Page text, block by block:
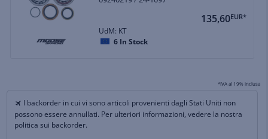
135,60EUR*
UdM: KT
6 In Stock
*IVA al 19% inclusa
I backorder in cui vi sono articoli provenienti dagli Stati Uniti non
possono essere annullati. Per ulteriori informazioni, vedere la nostra
politica sui backorder.